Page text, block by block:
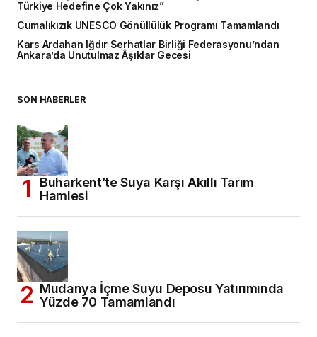
Türkiye Hedefine Çok Yakınız”
Cumalıkızık UNESCO Gönüllülük Programı Tamamlandı
Kars Ardahan Iğdır Serhatlar Birliği Federasyonu’ndan
Ankara’da Unutulmaz Âşıklar Gecesi
SON HABERLER
Buharkent’te Suya Karşı Akıllı Tarım
Hamlesi
Mudanya İçme Suyu Deposu Yatırımında
Yüzde 70 Tamamlandı